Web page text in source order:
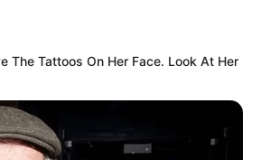
The Tattoos On Her Face. Look At Her